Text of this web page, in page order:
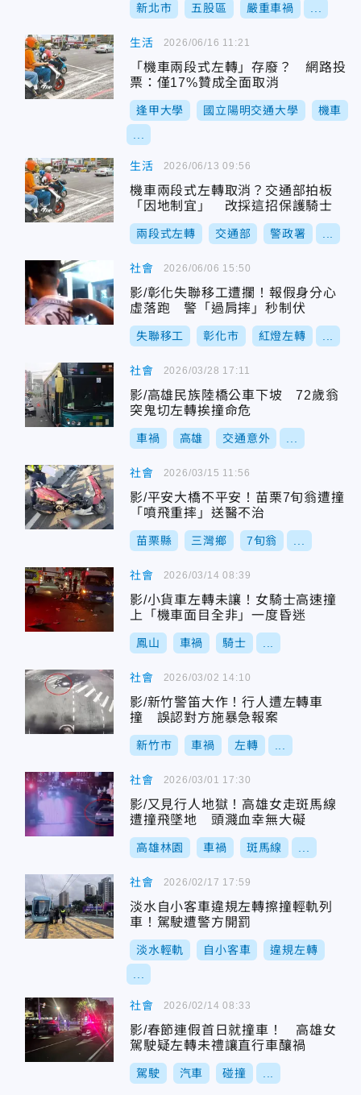
新北市 五股區 嚴重車禍
生活
「機車兩段式左轉」存廢？ 網路投
票：僅17%贊成全面取消
逢甲大學 國立陽明交通大學 機車
2026/06/16 11:21
生活
機車兩段式左轉取消？交通部拍板
「因地制宜」 改採這招保護騎士
兩段式左轉 交通部 警政署
2026/06/13 09:56
社會
影/彰化失聯移工遭攔！報假身分心
虛落跑 警「過肩摔」秒制伏
失聯移工 彰化市 紅燈左轉
2026/06/06 15:50
社會
影/高雄民族陸橋公車下坡 72歲翁
突鬼切左轉挨撞命危
車禍 高雄 交通意外
2026/03/28 17:11
社會
影/平安大橋不平安！苗栗7旬翁遭撞
「噴飛重摔」送醫不治
苗栗縣 三灣鄉 7旬翁
2026/03/15 11:56
社會
影/小貨車左轉未讓！女騎士高速撞
上「機車面目全非」一度昏迷
鳳山 車禍 騎士
2026/03/14 08:39
社會
影/新竹警笛大作！行人遭左轉車
撞 誤認對方施暴急報案
新竹市 車禍 左轉
2026/03/02 14:10
社會
影/又見行人地獄！高雄女走斑馬線
遭撞飛墜地 頭濺血幸無大礙
高雄林園 車禍 斑馬線
2026/03/01 17:30
社會
淡水自小客車違規左轉擦撞輕軌列
車！駕駛遭警方開罰
淡水輕軌 自小客車 違規左轉
2026/02/17 17:59
社會
影/春節連假首日就撞車！ 高雄女
駕駛疑左轉未禮讓直行車釀禍
駕駛 汽車 碰撞
2026/02/14 08:33